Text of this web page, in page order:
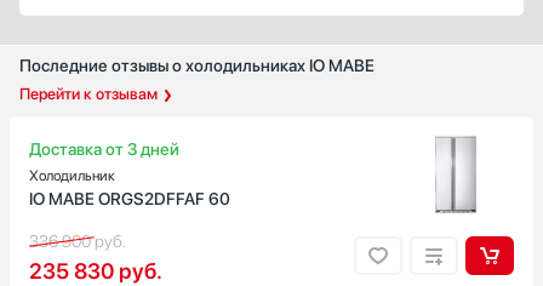
Количество полок на двери
Количество ящиков в морозильной камере
Последние отзывы о холодильниках IO MABE
Перейти к отзывам
Доставка от 3 дней
Холодильник
IO MABE ORGS2DFFAF 60
336 900руб.
235 830 руб.